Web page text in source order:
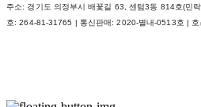
주소: 경기도 의정부시 배꽃길 63, 센텀3동 814호(민
호:264-81-31765 | 통신판매:2020-별내-0513호 | 호